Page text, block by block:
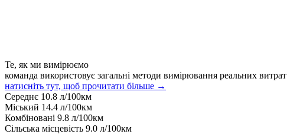
Те, як ми вимірюємо
команда використовує загальні методи вимірювання реальних витрат
натисніть тут, щоб прочитати більше →
Середнє 10.8 л/100км
Міський 14.4 л/100км
Комбіновані 9.8 л/100км
Сільська місцевість 9.0 л/100км